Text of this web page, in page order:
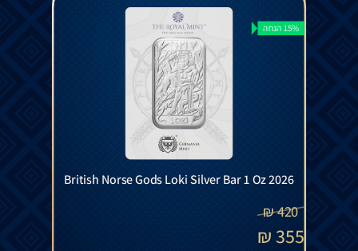
15% הנחה
British Norse Gods Loki Silver Bar 1 Oz 2026
420
₪
355
₪